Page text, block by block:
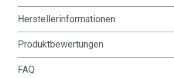
Herstellerinformationen
Produktbewertungen
FAQ